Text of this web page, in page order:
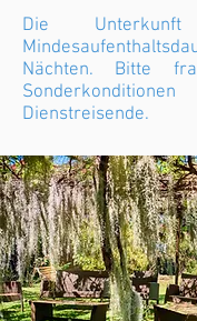
Die
Nächten. Bitte
Dienstreisende.